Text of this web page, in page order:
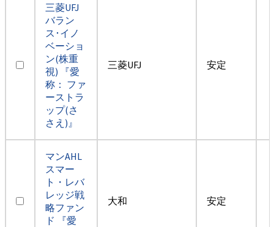
三菱UFJ
バラン
ス･イノ
ベーショ
ン(株重
視) 『愛
称： ファ
ーストラ
ップ(さ
さえ)』
三菱UFJ 安定
マンAHL
スマー
ト・レバ
レッジ戦
略ファン
ド 『愛
大和 安定